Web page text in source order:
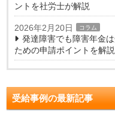
ントを社労士が解説
2026年2月20日 コラム
発達障害でも障害年金
ための申請ポイントを解説
受給事例の最新記事